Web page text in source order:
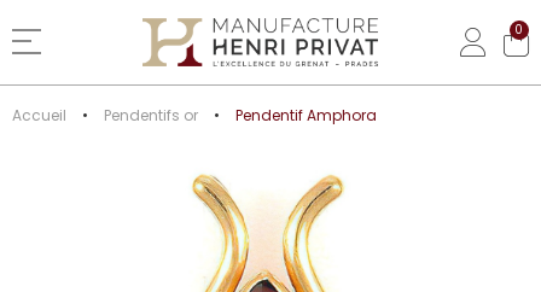
Basculer la navigation
0
Accueil Pendentifs or Pendentif Amphora